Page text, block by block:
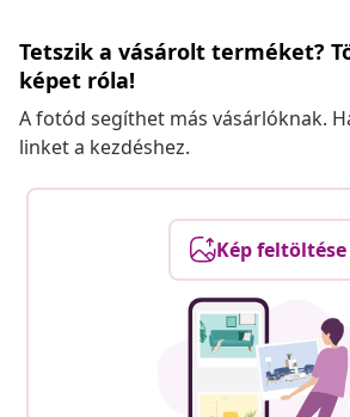
Tetszik a vásárolt terméket?
képet róla!
A fotód segíthet más vásárlóknak.
linket a kezdéshez.
Kép feltöltése